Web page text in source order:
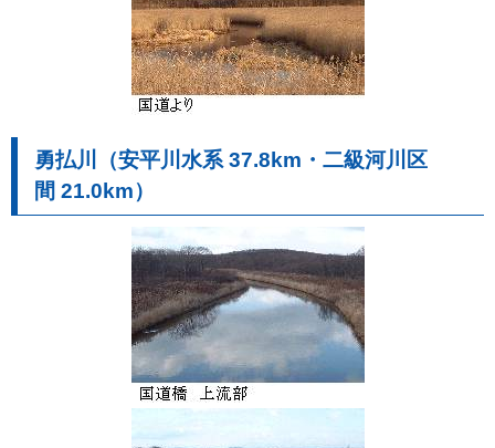
勇払川（安平川水系 37.8km・二級河川区
間 21.0km）